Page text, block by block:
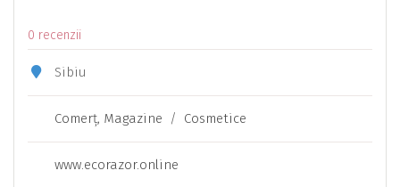
0 recenzii
Sibiu
Comerţ, Magazine / Cosmetice
www.ecorazor.online